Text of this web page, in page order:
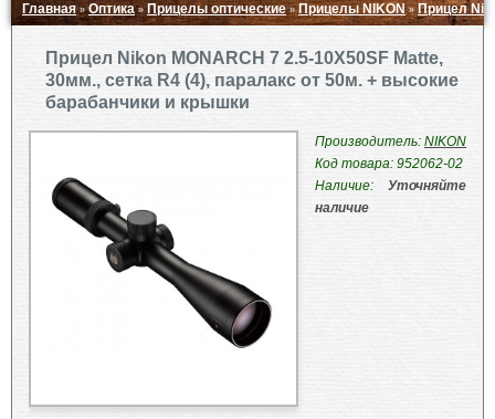
Главная»Оптика » Прицелы оптические» Прицелы NIKON»Прицел
Прицел Nikon MONARCH 7 2.5-10X50SF Matte,
30мм., сетка R4 (4), паралакс от 50м. + высокие
барабанчики и крышки
Производитель: NIKON
Код товара: 952062-02
Наличие: Уточняйте
наличие